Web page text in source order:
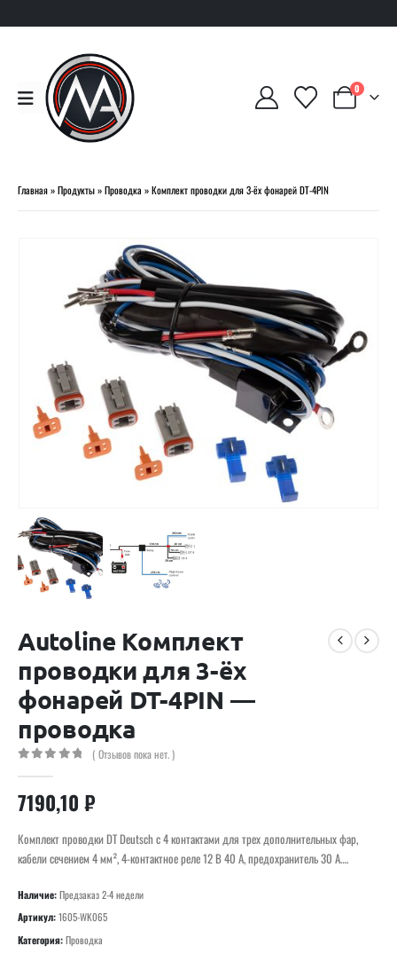
0
Главная»Продукты»Проводка »Комплект проводки для 3-ёх фонарей DT-4PIN
Autoline Комплект
проводки для 3-ёх
фонарей DT-4PIN —
проводка
( Отзывов пока нет. )
7190,10 ₽
Комплект проводки DT Deutsch с 4 контактами для трех дополнительных фар,
кабели сечением 4 мм², 4-контактное реле 12 В 40 А, предохранитель 30 А….
Наличие:Предзаказ 2-4 недели
Артикул:1605-WK065
Категория:Проводка